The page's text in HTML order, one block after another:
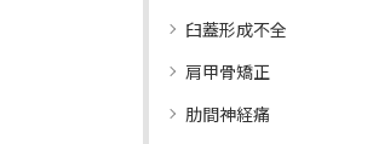
臼蓋形成不全
肩甲骨矯正
肋間神経痛